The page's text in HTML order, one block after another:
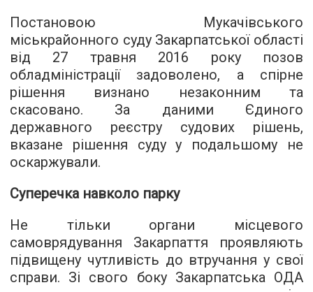
Постановою Мукачівського
міськрайонного суду Закарпатської області
від 27 травня 2016 року позов
обладміністрації задоволено, а спірне
рішення визнано незаконним та
скасовано. За даними Єдиного
державного реєстру судових рішень,
вказане рішення суду у подальшому не
оскаржували.
Суперечка навколо парку
Не тільки органи місцевого
самоврядування Закарпаття проявляють
підвищену чутливість до втручання у свої
справи. Зі свого боку Закарпатська ОДА